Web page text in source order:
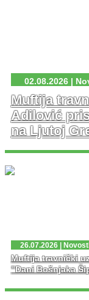
02.08.2026 |
Muftija
Adilović
na Ljutoj
U nedjelju, 02. 08.
spomen obilježja
održana je
26.07.2026 |
Muftija travnički
"Dani Bošnjaka